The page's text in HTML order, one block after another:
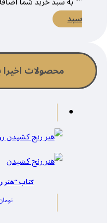
سبد
محصولات اخیرا
کتاب “هنر